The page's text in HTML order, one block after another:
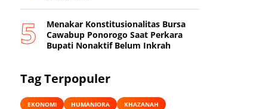
Menakar Konstitusionalitas Bursa
Cawabup Ponorogo Saat Perkara
Bupati Nonaktif Belum Inkrah
Tag Terpopuler
EKONOMI HUMANIORA
KHAZANAH